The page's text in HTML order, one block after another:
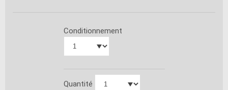
Conditionnement
Quantité